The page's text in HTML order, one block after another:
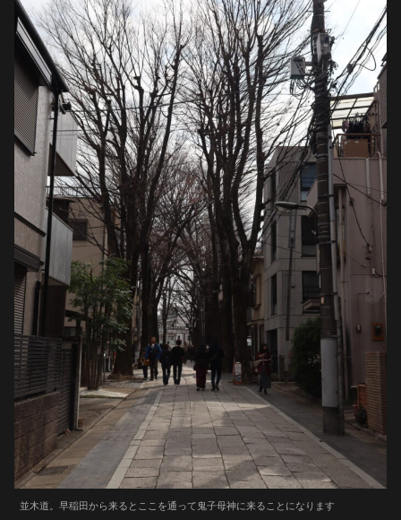
並木道。早稲田から来るとここを通って鬼子母神に来ることになります